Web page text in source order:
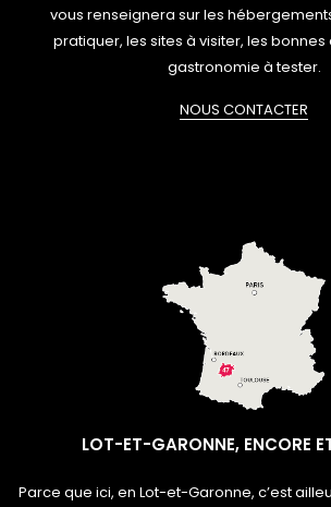
vous renseignera sur les
pratiquer, les sites à visiter, les
gastronomie à tester.
NOUS CONTACTER
LOT-ET-GARONNE, ENCORE
Parce que ici, en Lot-et-Garonne, c’est